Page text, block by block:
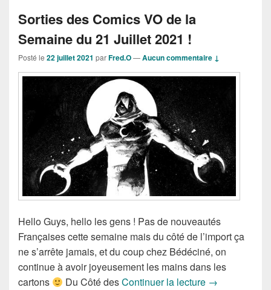
Sorties des Comics VO de la
Semaine du 21 Juillet 2021 !
Posté le 22 juillet 2021 parFred.O—Aucun commentaire ↓
Hello Guys, hello les gens ! Pas de nouveautés
Françaises cette semaine mais du côté de l’import ça
ne s’arrête jamais, et du coup chez Bédéciné, on
continue à avoir joyeusement les mains dans les
cartons
Du Côté desContinuer la lecture Sorties des
→